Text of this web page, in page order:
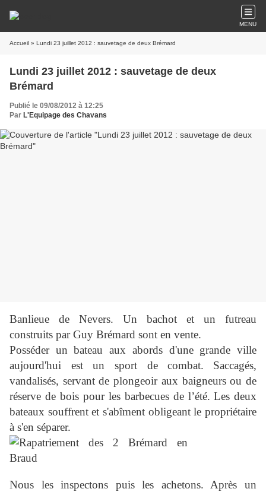
MENU
Accueil » Lundi 23 juillet 2012 : sauvetage de deux Brémard
Lundi 23 juillet 2012 : sauvetage de deux
Brémard
Publié le 09/08/2012 à 12:25
Par L'Equipage des Chavans
Banlieue de Nevers. Un bachot et un futreau
construits par Guy Brémard sont en vente.
Posséder un bateau aux abords d'une grande ville
aujourd'hui est un sport de combat.
Saccagés,
vandalisés, servant de plongeoir aux baigneurs ou de
réserve de bois pour les barbecues de l’été. Les deux
bateaux souffrent et s'abîment obligeant le propriétaire
à s'en séparer.
Nous les inspectons puis les achetons.
Après un